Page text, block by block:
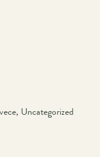
, Uncategorized